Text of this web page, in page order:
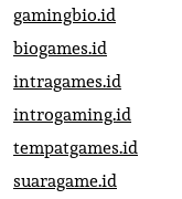
gamingbio.id
biogames.id
intragames.id
introgaming.id
tempatgames.id
suaragame.id